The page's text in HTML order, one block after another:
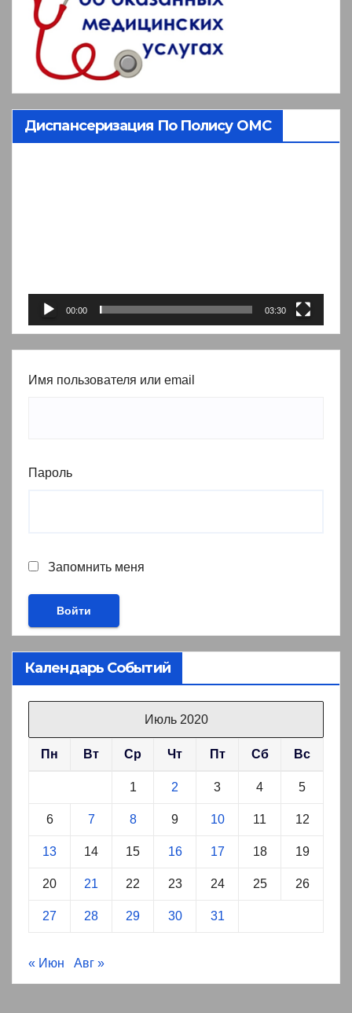
Диспансеризация По Полису ОМС
00:00 03:30
Имя пользователя или email
Пароль
Запомнить меня
Календарь Событий
Июль 2020
Пн Вт Ср Чт Пт Сб Вс
1 2 3 4 5
6 7 8 9 10 11 12
13 14 15 16 17 18 19
20 21 22 23 24 25 26
27 28 29 30 31
« Июн Авг »